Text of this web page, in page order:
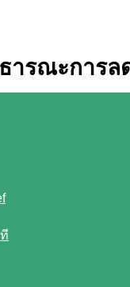
ารณะการ